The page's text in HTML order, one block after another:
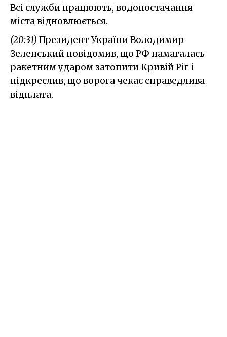
Всі служби працюють, водопостачання
міста відновлюється.
(20:31) Президент України Володимир
Зеленський повідомив, що РФ намагалась
ракетним ударом затопити Кривій Ріг і
підкреслив, що ворога чекає справедлива
відплата.